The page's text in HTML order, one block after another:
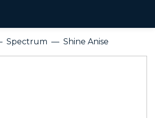
Spectrum Shine Anise